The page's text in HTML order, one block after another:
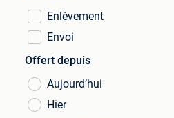
Enlèvement
Envoi
Offert depuis
Aujourd’hui
Hier